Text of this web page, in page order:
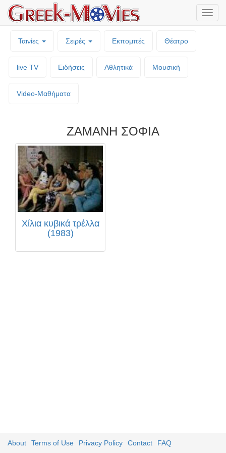
Ταινίες Σειρές Εκπομπές Θέατρο
live TV Ειδήσεις Αθλητικά Μουσική
Video-Mαθήματα
ΖΑΜΑΝΗ ΣΟΦΙΑ
Χίλια κυβικά τρέλλα
(1983)
About Terms of Use Privacy Policy Contact FAQ